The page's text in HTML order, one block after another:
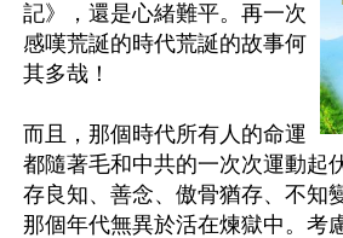
記》，還是心緒難平。再一次
感嘆荒誕的時代荒誕的故事何
其多哉！
而且，那個時代所有人的命運
都隨著毛和中共的一次次運動起
存良知、善念、傲骨猶存、不知
那個年代無異於活在煉獄中。考